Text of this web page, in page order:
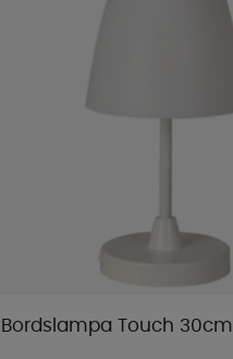
Bordslampa Touch 30cm